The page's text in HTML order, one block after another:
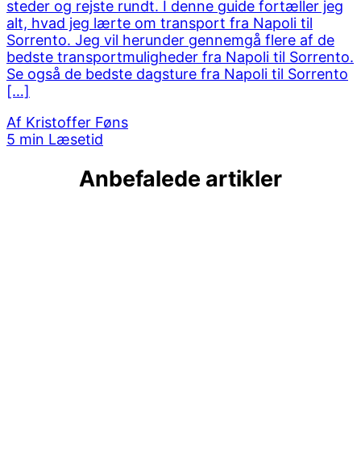
steder og rejste rundt. I denne guide fortæller jeg
alt, hvad jeg lærte om transport fra Napoli til
Sorrento. Jeg vil herunder gennemgå flere af de
bedste transportmuligheder fra Napoli til Sorrento.
Se også de bedste dagsture fra Napoli til Sorrento
[…]
Af Kristoffer Føns
5 min Læsetid
Anbefalede artikler